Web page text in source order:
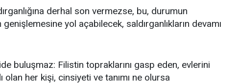
derhal son vermezse, bu, durumun
genişlemesine yol açabilecek, saldırganlıkların devamı
buluşmaz: Filistin topraklarını gasp eden, evlerini
her kişi, cinsiyeti ve tanımı ne olursa